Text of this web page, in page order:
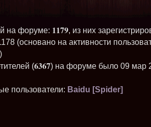
на форуме: 1179, из них
(основано на активности
(6367) на форуме было 09 мар
пользователи: Baidu [Spider]